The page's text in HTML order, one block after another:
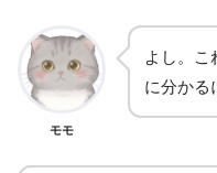
モモ
よし。こ
に分かる